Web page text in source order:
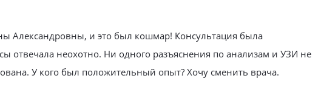
Александровны, и это был кошмар! Консультация была
отвечала неохотно. Ни одного разъяснения по анализам и УЗИ не
У кого был положительный опыт? Хочу сменить врача.